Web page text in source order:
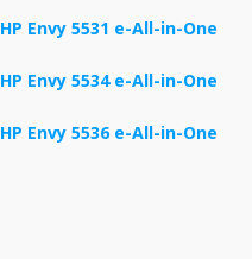
HP Envy 5531 e-All-in-One
HP Envy 5534 e-All-in-One
HP Envy 5536 e-All-in-One